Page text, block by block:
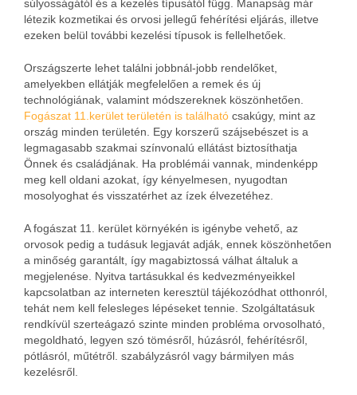
súlyosságától és a kezelés típusától függ. Manapság már
létezik kozmetikai és orvosi jellegű fehérítési eljárás, illetve
ezeken belül további kezelési típusok is fellelhetőek.
Országszerte lehet találni jobbnál-jobb rendelőket,
amelyekben ellátják megfelelően a remek és új
technológiának, valamint módszereknek köszönhetően.
Fogászat 11.kerület területén is található csakúgy, mint az
ország minden területén. Egy korszerű szájsebészet is a
legmagasabb szakmai színvonalú ellátást biztosíthatja
Önnek és családjának. Ha problémái vannak, mindenképp
meg kell oldani azokat, így kényelmesen, nyugodtan
mosolyoghat és visszatérhet az ízek élvezetéhez.
A fogászat 11. kerület környékén is igénybe vehető, az
orvosok pedig a tudásuk legjavát adják, ennek köszönhetően
a minőség garantált, így magabiztossá válhat általuk a
megjelenése. Nyitva tartásukkal és kedvezményeikkel
kapcsolatban az interneten keresztül tájékozódhat otthonról,
tehát nem kell felesleges lépéseket tennie. Szolgáltatásuk
rendkívül szerteágazó szinte minden probléma orvosolható,
megoldható, legyen szó tömésről, húzásról, fehérítésről,
pótlásról, műtétről. szabályzásról vagy bármilyen más
kezelésről.